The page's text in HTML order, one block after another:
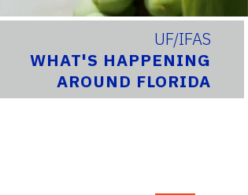
UF/IFAS
WHAT'S HAPPENING
AROUND FLORIDA